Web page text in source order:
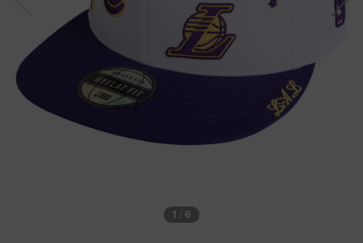
1 / 6